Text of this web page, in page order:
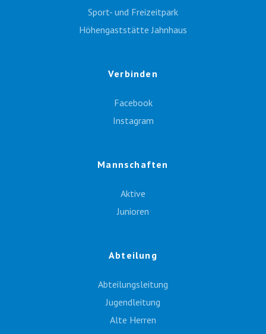
Sport- und Freizeitpark
Höhengaststätte Jahnhaus
Verbinden
Facebook
Instagram
Mannschaften
Aktive
Junioren
Abteilung
Abteilungsleitung
Jugendleitung
Alte Herren